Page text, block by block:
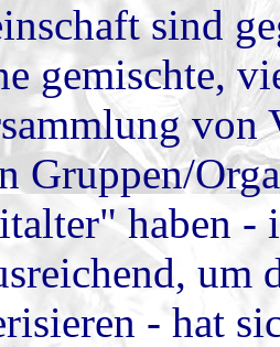
sind
gemischte,
Gruppen/
haben -
um
- hat